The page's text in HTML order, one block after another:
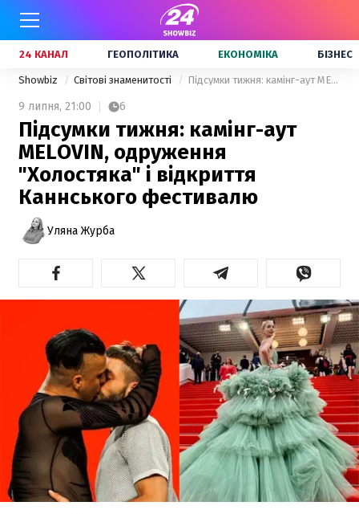
24 КАНАЛ ГЕОПОЛІТИКА ЕКОНОМІКА БІЗНЕС
Showbiz Світові знаменитості Підсумки тижня: камінг-аут MELOVIN, одруження "Холостяка" і відкриття Каннського фестивалю
9 липня, 21:00 6
Підсумки тижня: камінг-аут
MELOVIN, одруження
"Холостяка" і відкриття
Каннського фестивалю
Уляна Журба